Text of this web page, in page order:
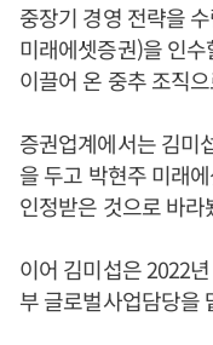
중장기 경영 전략을
미래에셋증권)을 인
이끌어 온 중추 조직
증권업계에서는 김미
을 두고 박현주 미래
인정받은 것으로 바라
이어 김미섭은 2022
부 글로벌사업담당을